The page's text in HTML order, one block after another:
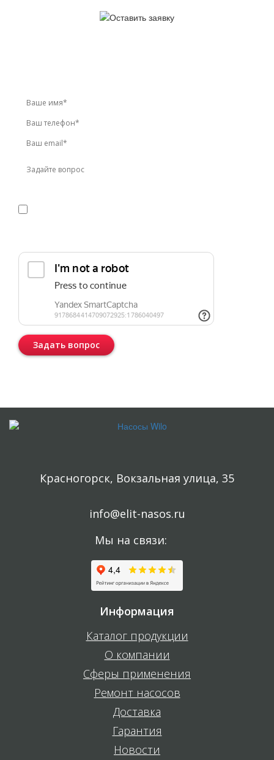
Задать вопрос
Красногорск, Вокзальная улица, 35
info@elit-nasos.ru
Мы на связи:
Информация
Каталог продукции
О компании
Сферы применения
Ремонт насосов
Доставка
Гарантия
Новости